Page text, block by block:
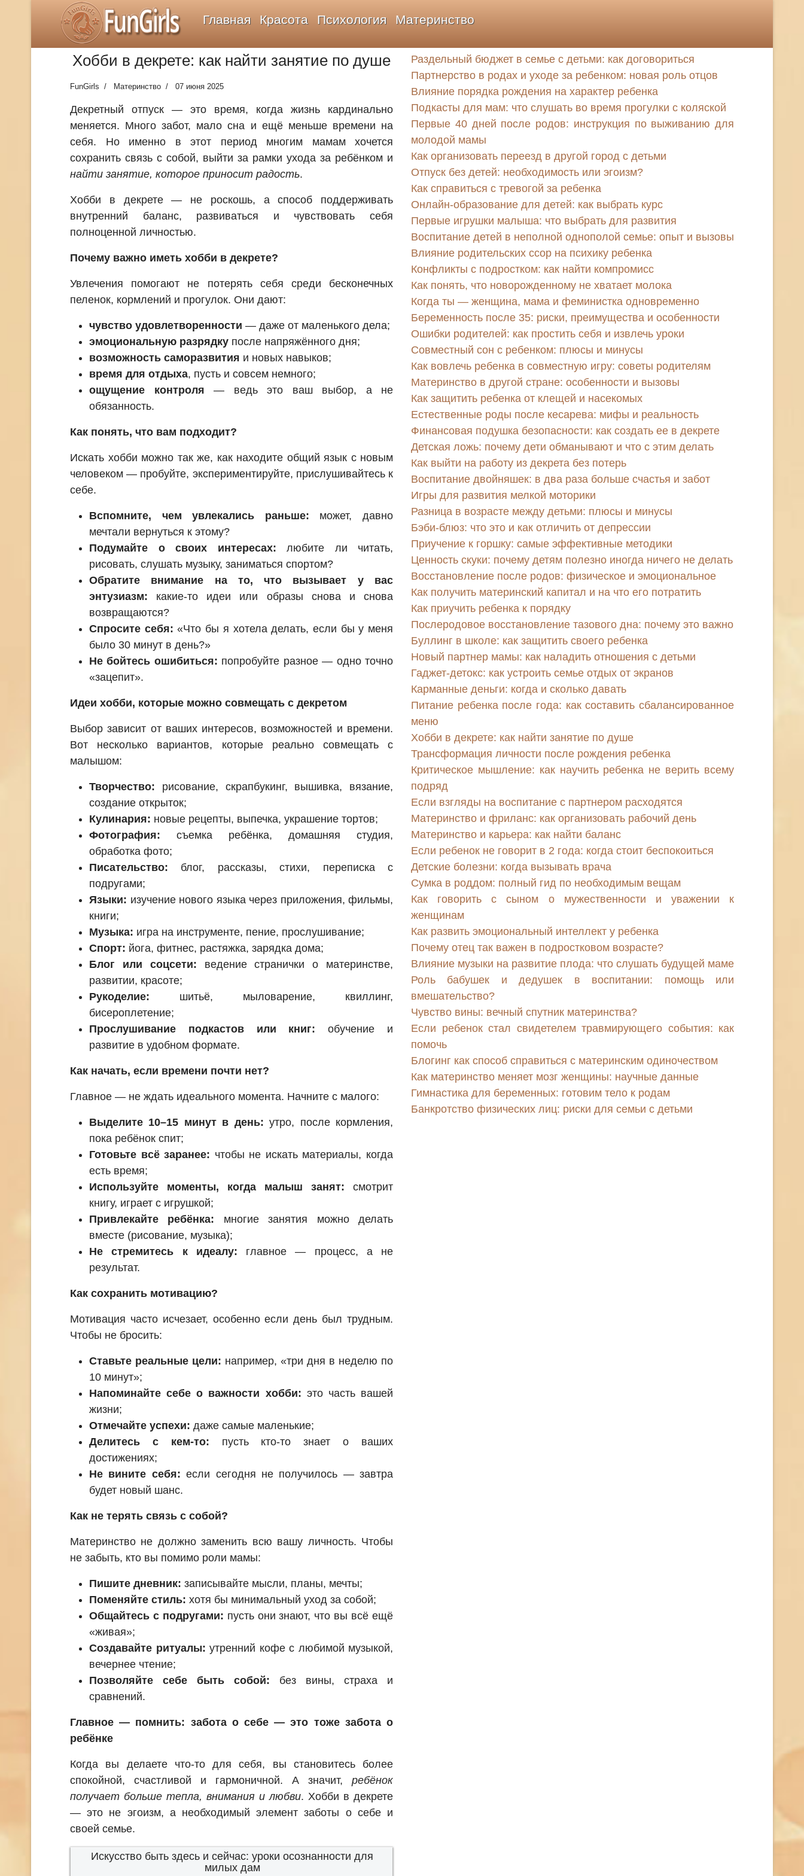
FunGirls Главная Красота Психология Материнство
Хобби в декрете: как найти занятие по душе
FunGirls Материнство 07 июня 2025
Декретный отпуск — это время, когда жизнь кардинально
меняется. Много забот, мало сна и ещё меньше времени на
себя. Но именно в этот период многим мамам хочется
сохранить связь с собой, выйти за рамки ухода за ребёнком и
найти занятие, которое приносит радость.
Хобби в декрете — не роскошь, а способ поддерживать
внутренний баланс, развиваться и чувствовать себя
полноценной личностью.
Почему важно иметь хобби в декрете?
Увлечения помогают не потерять себя среди бесконечных
пеленок, кормлений и прогулок. Они дают:
чувство удовлетворенности — даже от маленького дела;
эмоциональную разрядку после напряжённого дня;
возможность саморазвития и новых навыков;
время для отдыха, пусть и совсем немного;
ощущение контроля — ведь это ваш выбор, а не
обязанность.
Как понять, что вам подходит?
Искать хобби можно так же, как находите общий язык с новым
человеком — пробуйте, экспериментируйте, прислушивайтесь к
себе.
Вспомните, чем увлекались раньше: может, давно
мечтали вернуться к этому?
Подумайте о своих интересах: любите ли читать,
рисовать, слушать музыку, заниматься спортом?
Обратите внимание на то, что вызывает у вас
энтузиазм: какие-то идеи или образы снова и снова
возвращаются?
Спросите себя: «Что бы я хотела делать, если бы у меня
было 30 минут в день?»
Не бойтесь ошибиться: попробуйте разное — одно точно
«зацепит».
Идеи хобби, которые можно совмещать с декретом
Выбор зависит от ваших интересов, возможностей и времени.
Вот несколько вариантов, которые реально совмещать с
малышом:
Творчество: рисование, скрапбукинг, вышивка, вязание,
создание открыток;
Кулинария: новые рецепты, выпечка, украшение тортов;
Фотография: съемка ребёнка, домашняя студия,
обработка фото;
Писательство: блог, рассказы, стихи, переписка с
подругами;
Языки: изучение нового языка через приложения, фильмы,
книги;
Музыка: игра на инструменте, пение, прослушивание;
Спорт: йога, фитнес, растяжка, зарядка дома;
Блог или соцсети: ведение странички о материнстве,
развитии, красоте;
Рукоделие: шитьё, мыловарение, квиллинг,
бисероплетение;
Прослушивание подкастов или книг: обучение и
развитие в удобном формате.
Как начать, если времени почти нет?
Главное — не ждать идеального момента. Начните с малого:
Выделите 10–15 минут в день: утро, после кормления,
пока ребёнок спит;
Готовьте всё заранее: чтобы не искать материалы, когда
есть время;
Используйте моменты, когда малыш занят: смотрит
книгу, играет с игрушкой;
Привлекайте ребёнка: многие занятия можно делать
вместе (рисование, музыка);
Не стремитесь к идеалу: главное — процесс, а не
результат.
Как сохранить мотивацию?
Мотивация часто исчезает, особенно если день был трудным.
Чтобы не бросить:
Ставьте реальные цели: например, «три дня в неделю по
10 минут»;
Напоминайте себе о важности хобби: это часть вашей
жизни;
Отмечайте успехи: даже самые маленькие;
Делитесь с кем-то: пусть кто-то знает о ваших
достижениях;
Не вините себя: если сегодня не получилось — завтра
будет новый шанс.
Как не терять связь с собой?
Материнство не должно заменить всю вашу личность. Чтобы
не забыть, кто вы помимо роли мамы:
Пишите дневник: записывайте мысли, планы, мечты;
Поменяйте стиль: хотя бы минимальный уход за собой;
Общайтесь с подругами: пусть они знают, что вы всё ещё
«живая»;
Создавайте ритуалы: утренний кофе с любимой музыкой,
вечернее чтение;
Позволяйте себе быть собой: без вины, страха и
сравнений.
Главное — помнить: забота о себе — это тоже забота о
ребёнке
Когда вы делаете что-то для себя, вы становитесь более
спокойной, счастливой и гармоничной. А значит, ребёнок
получает больше тепла, внимания и любви. Хобби в декрете
— это не эгоизм, а необходимый элемент заботы о себе и
своей семье.
Искусство быть здесь и сейчас: уроки осознанности для
милых дам
Раздельный бюджет в семье с детьми: как договориться
Партнерство в родах и уходе за ребенком: новая роль отцов
Влияние порядка рождения на характер ребенка
Подкасты для мам: что слушать во время прогулки с коляской
Первые 40 дней после родов: инструкция по выживанию для
молодой мамы
Как организовать переезд в другой город с детьми
Отпуск без детей: необходимость или эгоизм?
Как справиться с тревогой за ребенка
Онлайн-образование для детей: как выбрать курс
Первые игрушки малыша: что выбрать для развития
Воспитание детей в неполной однополой семье: опыт и вызовы
Влияние родительских ссор на психику ребенка
Конфликты с подростком: как найти компромисс
Как понять, что новорожденному не хватает молока
Когда ты — женщина, мама и феминистка одновременно
Беременность после 35: риски, преимущества и особенности
Ошибки родителей: как простить себя и извлечь уроки
Совместный сон с ребенком: плюсы и минусы
Как вовлечь ребенка в совместную игру: советы родителям
Материнство в другой стране: особенности и вызовы
Как защитить ребенка от клещей и насекомых
Естественные роды после кесарева: мифы и реальность
Финансовая подушка безопасности: как создать ее в декрете
Детская ложь: почему дети обманывают и что с этим делать
Как выйти на работу из декрета без потерь
Воспитание двойняшек: в два раза больше счастья и забот
Игры для развития мелкой моторики
Разница в возрасте между детьми: плюсы и минусы
Бэби-блюз: что это и как отличить от депрессии
Приучение к горшку: самые эффективные методики
Ценность скуки: почему детям полезно иногда ничего не делать
Восстановление после родов: физическое и эмоциональное
Как получить материнский капитал и на что его потратить
Как приучить ребенка к порядку
Послеродовое восстановление тазового дна: почему это важно
Буллинг в школе: как защитить своего ребенка
Новый партнер мамы: как наладить отношения с детьми
Гаджет-детокс: как устроить семье отдых от экранов
Карманные деньги: когда и сколько давать
Питание ребенка после года: как составить сбалансированное
меню
Хобби в декрете: как найти занятие по душе
Трансформация личности после рождения ребенка
Критическое мышление: как научить ребенка не верить всему
подряд
Если взгляды на воспитание с партнером расходятся
Материнство и фриланс: как организовать рабочий день
Материнство и карьера: как найти баланс
Если ребенок не говорит в 2 года: когда стоит беспокоиться
Детские болезни: когда вызывать врача
Сумка в роддом: полный гид по необходимым вещам
Как говорить с сыном о мужественности и уважении к
женщинам
Как развить эмоциональный интеллект у ребенка
Почему отец так важен в подростковом возрасте?
Влияние музыки на развитие плода: что слушать будущей маме
Роль бабушек и дедушек в воспитании: помощь или
вмешательство?
Чувство вины: вечный спутник материнства?
Если ребенок стал свидетелем травмирующего события: как
помочь
Блогинг как способ справиться с материнским одиночеством
Как материнство меняет мозг женщины: научные данные
Гимнастика для беременных: готовим тело к родам
Банкротство физических лиц: риски для семьи с детьми